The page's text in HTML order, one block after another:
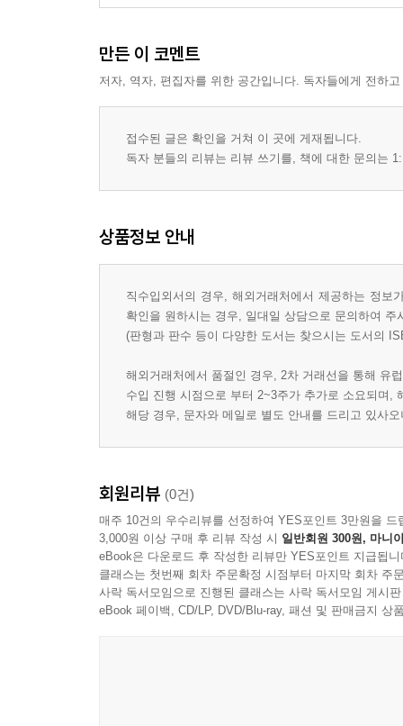
만든 이 코멘트
저자, 역자, 편집자를 위한 공간입니다. 독자들에게 전하
접수된 글은 확인을 거쳐 이 곳에 게재됩니다.
독자 분들의 리뷰는 리뷰 쓰기를, 책에 대한 문의는
상품정보 안내
직수입외서의 경우, 해외거래처에서 제공하는 정
확인을 원하시는 경우, 일대일 상담으로 문의하여 주
(판형과 판수 등이 다양한 도서는 찾으시는 도서의
해외거래처에서 품절인 경우, 2차 거래선을 통해 유
수입 진행 시점으로 부터 2~3주가 추가로 소요되며,
해당 경우, 문자와 메일로 별도 안내를 드리고 있사
회원리뷰 (0건)
매주 10건의 우수리뷰를 선정하여 YES포인트 3만원을 드
3,000원 이상 구매 후 리뷰 작성 시 일반회원 300원, 마니
eBook은 다운로드 후 작성한 리뷰만 YES포인트 지급됩니
클래스는 첫번째 회차 주문확정 시점부터 마지막 회차 주
사락 독서모임으로 진행된 클래스는 사락 독서모임 게시
eBook 페이백, CD/LP, DVD/Blu-ray, 패션 및 판매금지 상